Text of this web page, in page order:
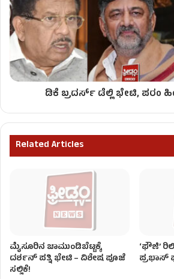
ಡಿಕೆ ಬ್ರದರ್ಸ್ ಡೆಲ್ಲಿ ಭೇಟಿ, ಪರಂ
Related Articles
ಮೈಸೂರಿನ ಚಾಮುಂಡಿಬೆಟ್ಟಕ್ಕೆ
ದರ್ಶನ್ ಪತ್ನಿ ಭೇಟಿ – ವಿಶೇಷ ಪೂಜೆ
ಸಲ್ಲಿಕೆ!
‘ಫೌಜಿ’
ಪ್ರಭಾಸ್